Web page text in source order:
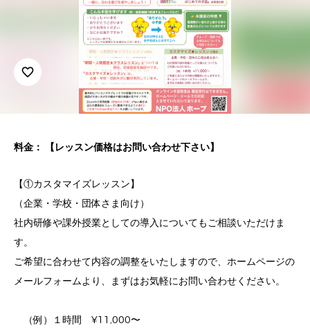
favorite_border
料金： 【レッスン価格はお問い合わせ下さい】
【①カスタマイズレッスン】
（企業・学校・団体さま向け）
社内研修や課外授業としての導入についてもご相談いただけま
す。
ご希望に合わせて内容の調整をいたしますので、ホームページの
メールフォームより、まずはお気軽にお問い合わせください。
（例）１時間 ¥11,000〜